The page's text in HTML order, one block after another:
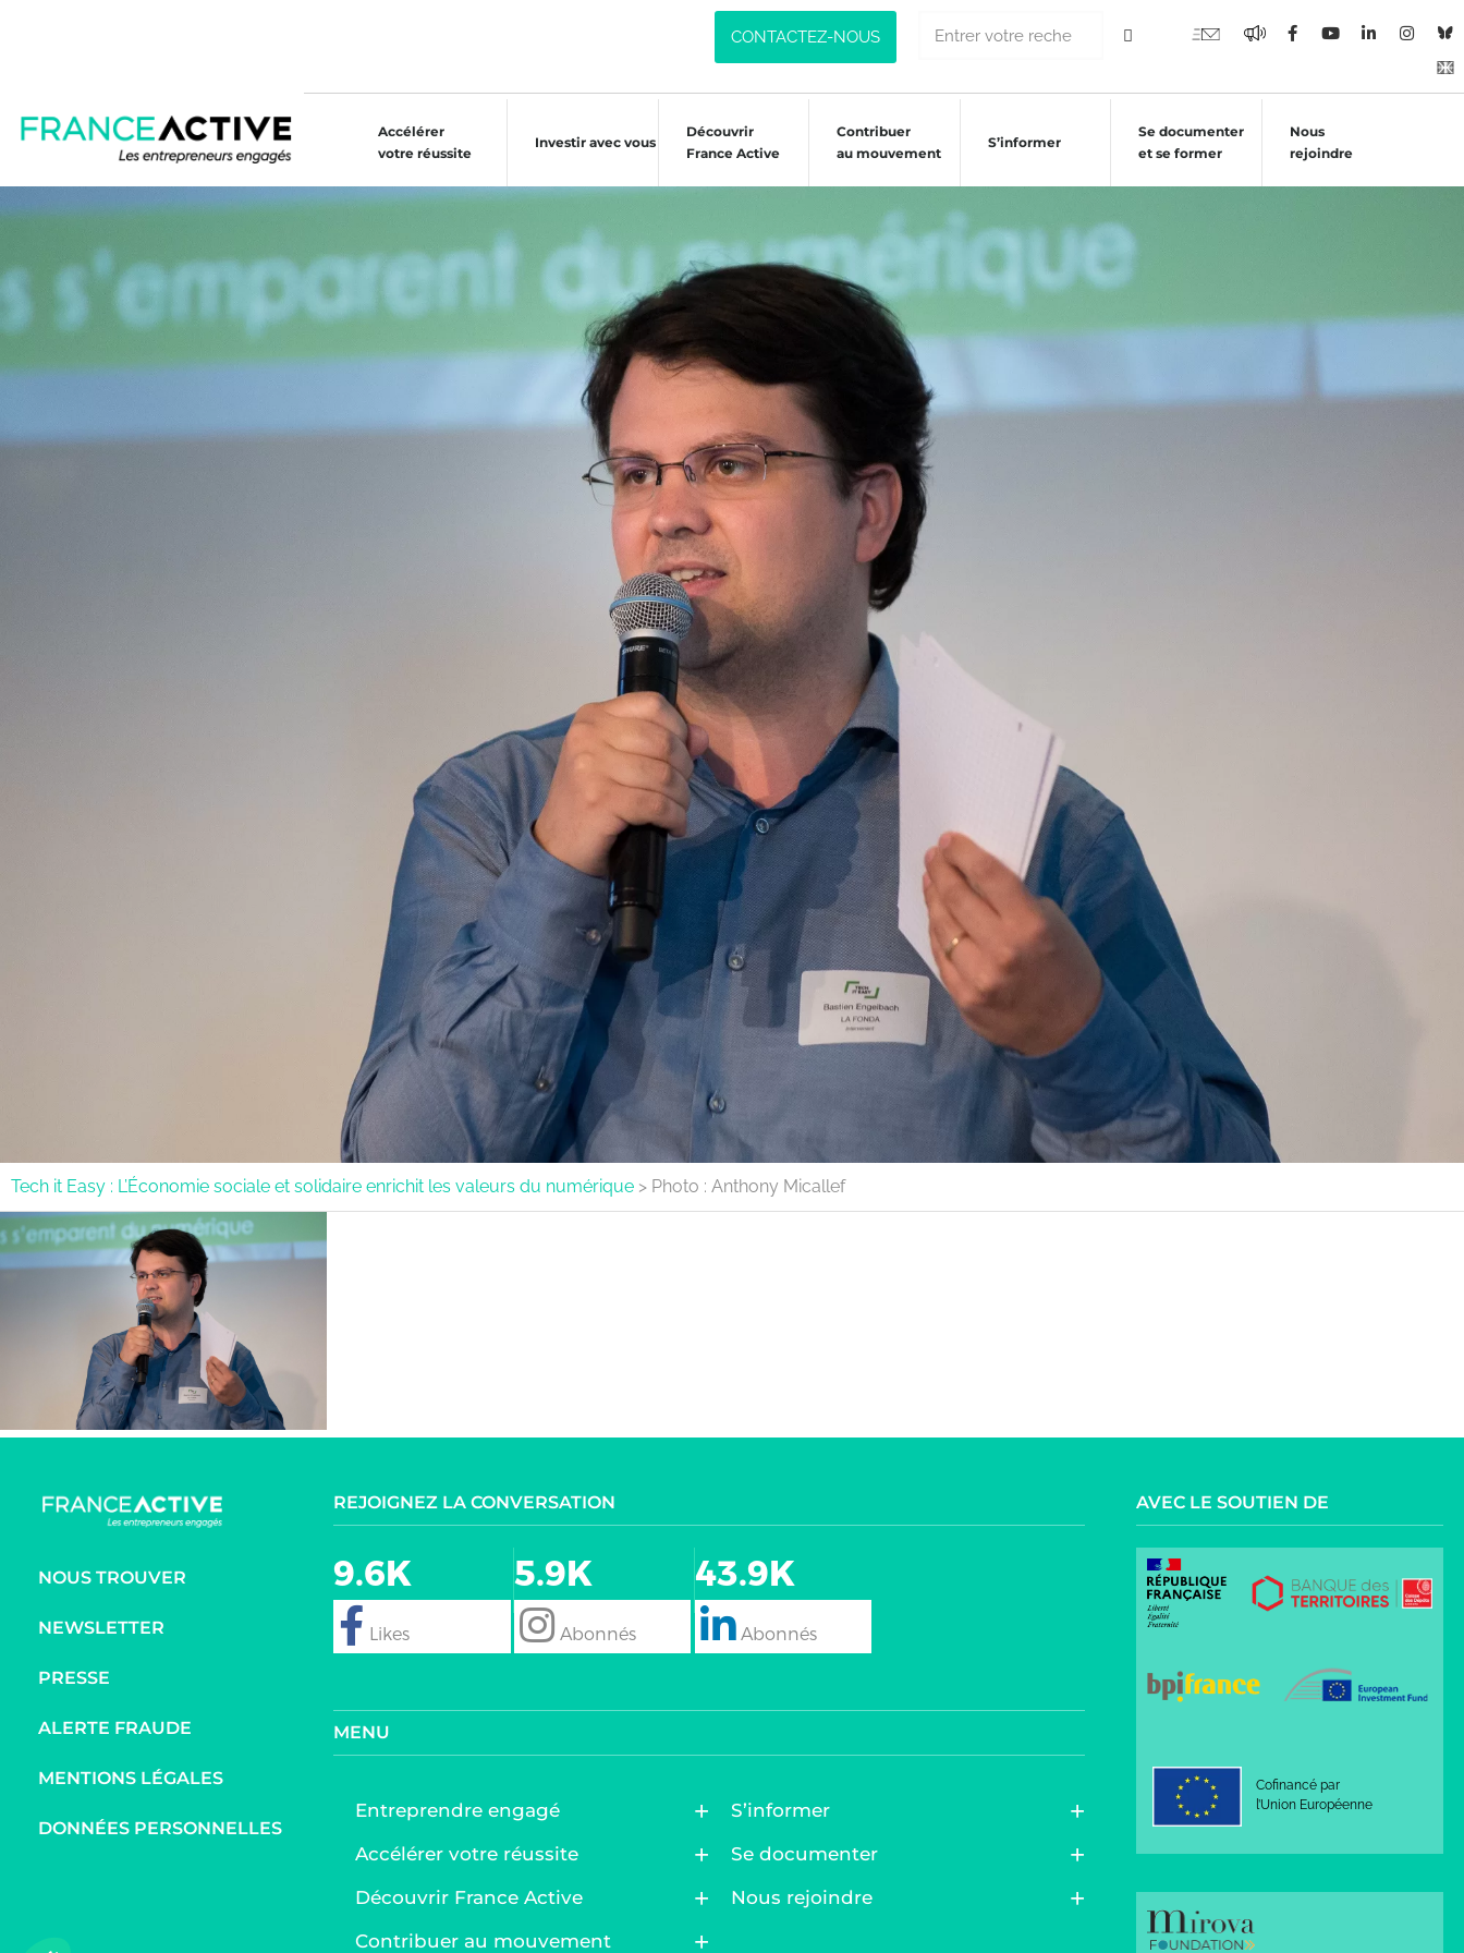
CONTACTEZ-NOUS
Accélérer
votre réussite
Investir avec vous
Découvrir
France Active
Contribuer
au mouvement
S’informer
Se documenter
et se former
Nous
rejoindre
Tech it Easy : L’Économie sociale et solidaire enrichit les valeurs du numérique > Photo : Anthony Micallef
NOUS TROUVER
NEWSLETTER
PRESSE
ALERTE FRAUDE
MENTIONS LÉGALES
DONNÉES PERSONNELLES
REJOIGNEZ LA CONVERSATION
9.6K
follow
5.9K
follow
43.9K
Follow
MENU
Entreprendre engagé
Accélérer votre réussite
Découvrir France Active
Contribuer au mouvement
S’informer
Se documenter
Nous rejoindre
AVEC LE SOUTIEN DE
Cofinancé par
l’Union Européenne